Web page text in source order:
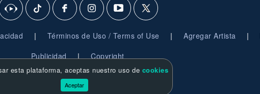
| Términos de Uso / Terms of Use | Agregar Artista |
Publicidad | Copyright
© 2026 BuenaMusica.com - Derechos Reservados
esta plataforma, aceptas nuestro uso de cookies
Aceptar